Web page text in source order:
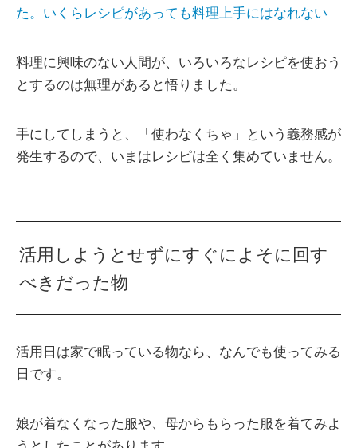
た。いくらレシピがあっても料理上手にはなれない
料理に興味のない人間が、いろいろなレシピを使おう
とするのは無理があると悟りました。
手にしてしまうと、「使わなくちゃ」という義務感が
発生するので、いまはレシピは全く集めていません。
活用しようとせずにすぐによそに回す
べきだった物
活用日は家で眠っている物なら、なんでも使ってみる
日です。
娘が着なくなった服や、母からもらった服を着てみよ